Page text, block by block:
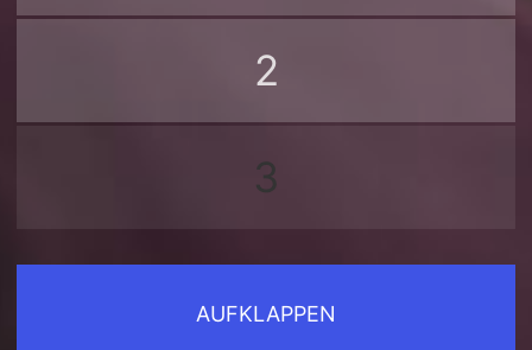
2
3
AUFKLAPPEN